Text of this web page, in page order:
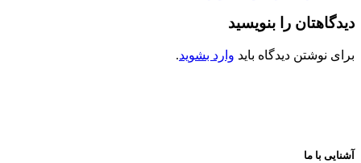
دیدگاهتان را بنویسید
برای نوشتن دیدگاه باید وارد بشوید.
آشنایی با ما